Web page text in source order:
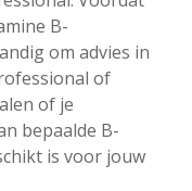
B-
om advies in
of
of je
bepaalde B-
is voor jouw